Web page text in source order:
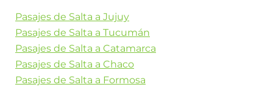
Pasajes de Salta a Jujuy
Pasajes de Salta a Tucumán
Pasajes de Salta a Catamarca
Pasajes de Salta a Chaco
Pasajes de Salta a Formosa